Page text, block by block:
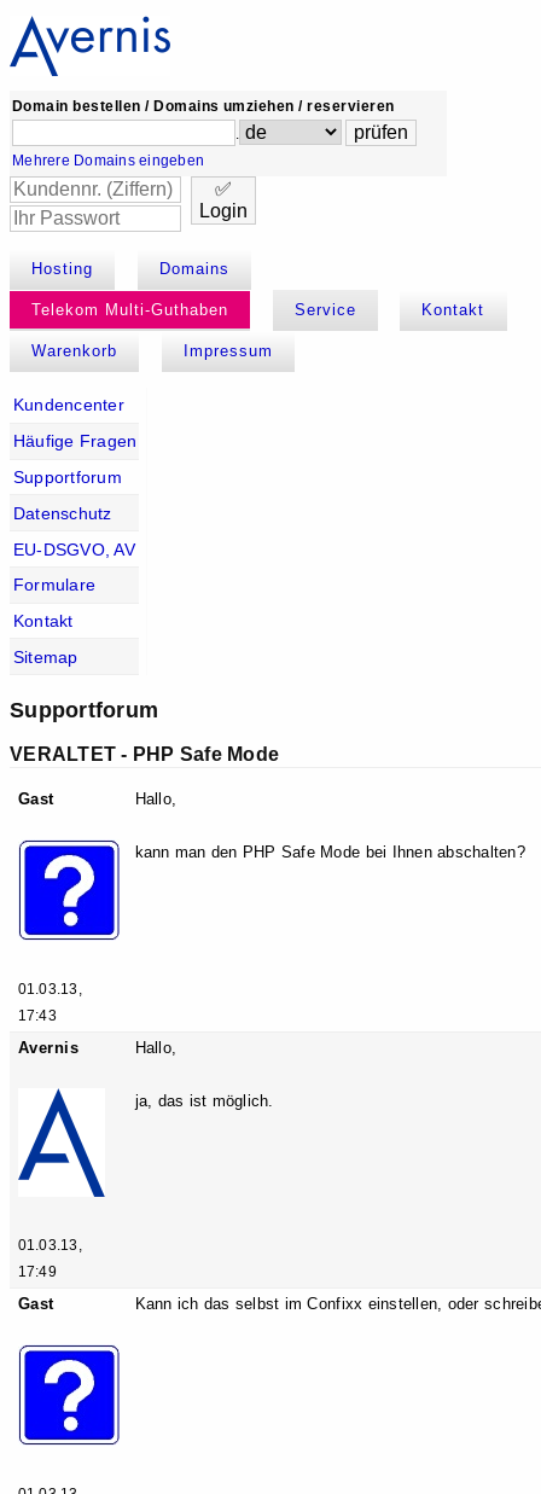
Domain bestellen / Domains umziehen / reservieren
.
Mehrere Domains eingeben
✅
Login
Hosting Domains
Telekom Multi-Guthaben Service Kontakt
Warenkorb Impressum
Kundencenter
Häufige Fragen
Supportforum
Datenschutz
EU-DSGVO, AV
Formulare
Kontakt
Sitemap
Supportforum
VERALTET - PHP Safe Mode
Gast
01.03.13,
17:43
Hallo,
kann man den PHP Safe Mode bei Ihnen abschalten?
Avernis
01.03.13,
17:49
Hallo,
ja, das ist möglich.
Gast Kann ich das selbst im Confixx einstellen, oder